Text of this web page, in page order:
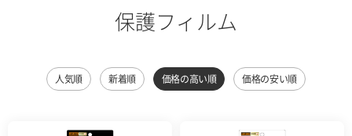
保護フィルム
人気順 新着順 価格の高い順 価格の安い順